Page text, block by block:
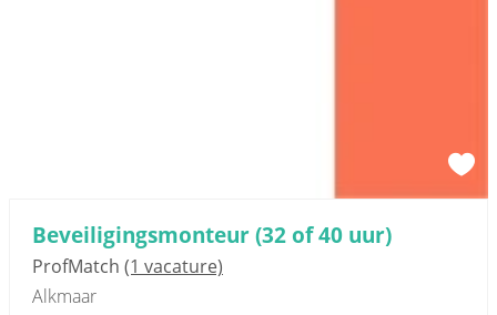
Beveiligingsmonteur (32 of 40 uur)
ProfMatch (1 vacature)
Alkmaar